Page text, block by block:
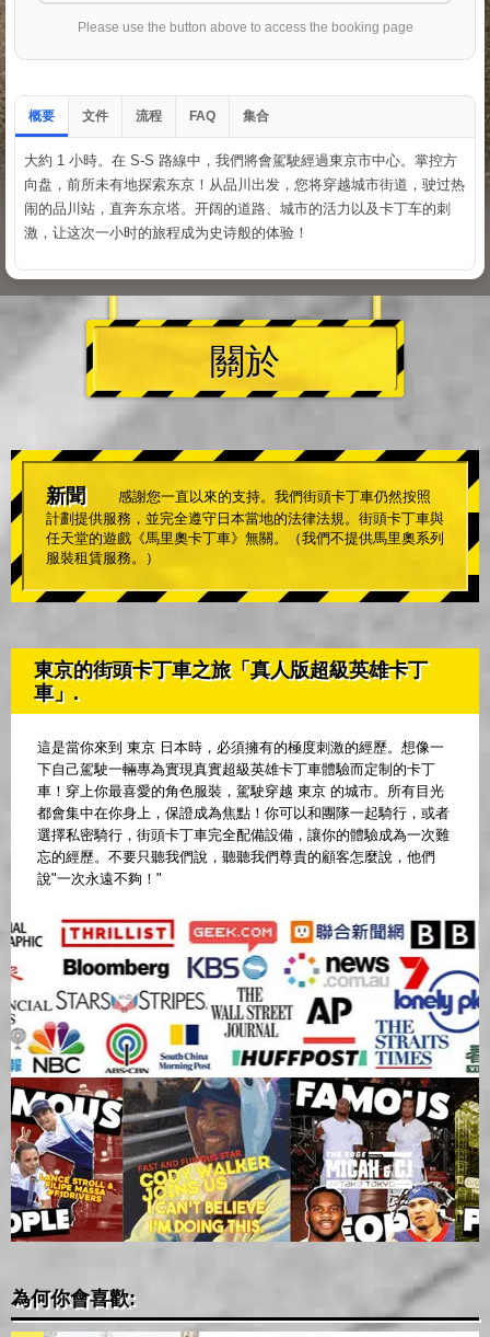
Please use the button above to access the booking page
概要 文件 流程 FAQ 集合
大約 1 小時。在 S-S 路線中，我們將會駕駛經過東京市中心。掌控方
向盘，前所未有地探索东京！从品川出发，您将穿越城市街道，驶过热
闹的品川站，直奔东京塔。开阔的道路、城市的活力以及卡丁车的刺
激，让这次一小时的旅程成为史诗般的体验！
關於
新聞
感謝您一直以來的支持。我們街頭卡丁車仍然按照
計劃提供服務，並完全遵守日本當地的法律法規。街頭卡丁車與
任天堂的遊戲《馬里奧卡丁車》無關。（我們不提供馬里奧系列
服裝租賃服務。）
東京的街頭卡丁車之旅「真人版超級英雄卡丁
車」.
這是當你來到 東京 日本時，必須擁有的極度刺激的經歷。想像一
下自己駕駛一輛專為實現真實超級英雄卡丁車體驗而定制的卡丁
車！穿上你最喜愛的角色服裝，駕駛穿越 東京 的城市。所有目光
都會集中在你身上，保證成為焦點！你可以和團隊一起騎行，或者
選擇私密騎行，街頭卡丁車完全配備設備，讓你的體驗成為一次難
忘的經歷。不要只聽我們說，聽聽我們尊貴的顧客怎麼說，他們
說"一次永遠不夠！"
為何你會喜歡: